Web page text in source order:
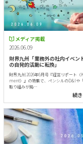
メディア掲載
2026.06.09
財界九州「業務外の社内イベン
の自発的活動に転換」
財界九州 2026年6月号『経営リポート（
ment）』の特集で、ペンシルのD&Iや
取り組みが掲…
続